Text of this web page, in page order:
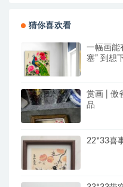
猜你喜欢看
一幅画能
塞” 到想
赏画 | 傲
品
22*33喜